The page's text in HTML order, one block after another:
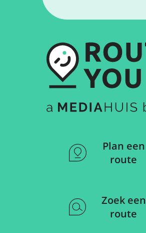
Plan een
route
Zoek een
route